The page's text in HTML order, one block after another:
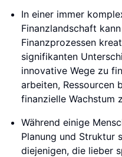
In einer immer
Finanzlandschaft
Finanzprozessen
signifikanten
innovative Wege zu
arbeiten, Ressourcen
finanzielle Wachstum
Während einige
Planung und Struktur
diejenigen, die lieber